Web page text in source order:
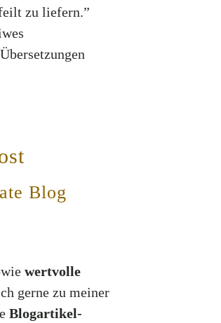
zu liefern.”
Blog
wertvolle
gerne zu meiner
Blogartikel-